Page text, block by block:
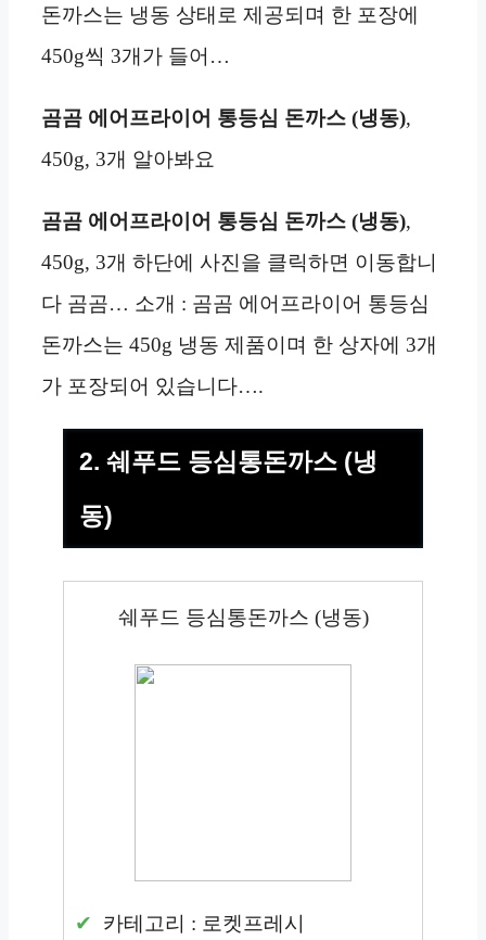
돈까스는 냉동 상태로 제공되며 한 포장에
450g씩 3개가 들어…
곰곰 에어프라이어 통등심 돈까스 (냉동),
450g, 3개 알아봐요
곰곰 에어프라이어 통등심 돈까스 (냉동),
450g, 3개 하단에 사진을 클릭하면 이동합니
다 곰곰… 소개 : 곰곰 에어프라이어 통등심
돈까스는 450g 냉동 제품이며 한 상자에 3개
가 포장되어 있습니다….
2. 쉐푸드 등심통돈까스 (냉
동)
쉐푸드 등심통돈까스 (냉동)
카테고리 : 로켓프레시